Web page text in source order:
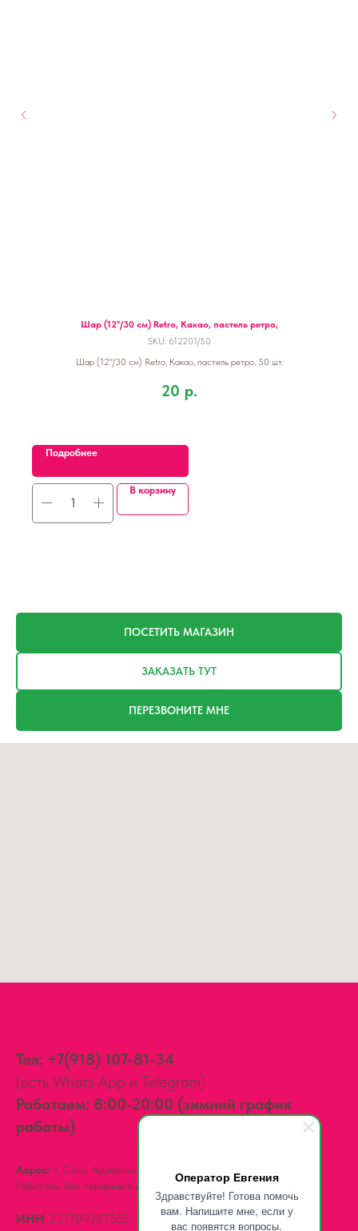
Оператор Евгения
Здравствуйте! Готова помочь
вам. Напишите мне, если у
вас появятся вопросы.
Шар (12''/30 см) Retro, Какао, пастель ретро,
SKU: 612201/50
Шар (12''/30 см) Retro, Какао, пастель ретро, 50 шт.
20 р.
Подробнее
В корзину
ПОСЕТИТЬ МАГАЗИН
ЗАКАЗАТЬ ТУТ
ПЕРЕЗВОНИТЕ МНЕ
Тел: +7(918) 107-81-34
(есть Whats App и Telegram)
Работаем: 8:00-20:00 (зимний график
работы)
Адрес: г. Сочи, Адлерский район,
Работаем без перерывов и выходных.
ИНН 231709387555